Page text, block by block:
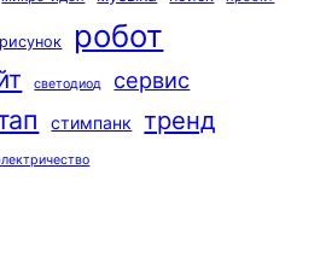
рисунок робот
светодиод сервис
стимпанк тренд